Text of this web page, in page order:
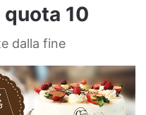
10
dalla fine